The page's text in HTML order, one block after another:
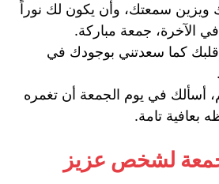
ويزين سمعتك، وأن يكون لك نوراً
الآخرة، جمعة مباركة.
كما سعدتني بوجودك في
أسألك في يوم الجمعة أن تغمره
بعافية تامة.
لشخص عزيز